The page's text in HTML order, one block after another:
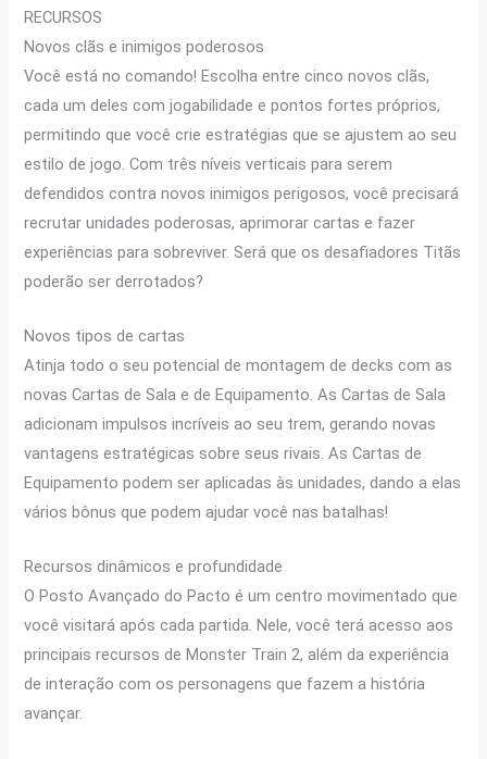
RECURSOS
Novos clãs e inimigos poderosos
Você está no comando! Escolha entre cinco novos clãs,
cada um deles com jogabilidade e pontos fortes próprios,
permitindo que você crie estratégias que se ajustem ao seu
estilo de jogo. Com três níveis verticais para serem
defendidos contra novos inimigos perigosos, você precisará
recrutar unidades poderosas, aprimorar cartas e fazer
experiências para sobreviver. Será que os desafiadores Titãs
poderão ser derrotados?
Novos tipos de cartas
Atinja todo o seu potencial de montagem de decks com as
novas Cartas de Sala e de Equipamento. As Cartas de Sala
adicionam impulsos incríveis ao seu trem, gerando novas
vantagens estratégicas sobre seus rivais. As Cartas de
Equipamento podem ser aplicadas às unidades, dando a elas
vários bônus que podem ajudar você nas batalhas!
Recursos dinâmicos e profundidade
O Posto Avançado do Pacto é um centro movimentado que
você visitará após cada partida. Nele, você terá acesso aos
principais recursos de Monster Train 2, além da experiência
de interação com os personagens que fazem a história
avançar.